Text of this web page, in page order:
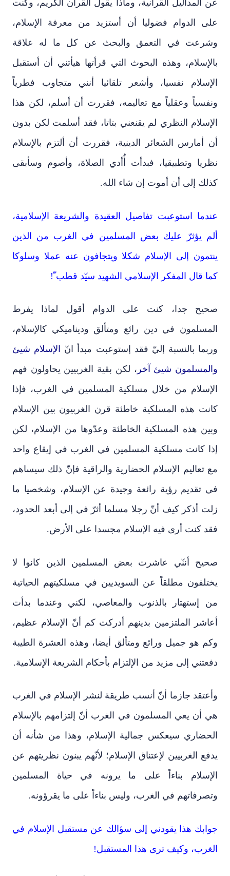
عن المداليل القرآنية، وماذا يقول القرآن الكريم، وكنت
على الدوام فضوليا أن أستزيد من معرفة الإسلام،
وشرعت في التعمق والبحث عن كل ما له علاقة
بالإسلام، وهذه البحوث التي قرأتها هيأتني أن أستقبل
الإسلام نفسيا، وأشعر تلقائيا أنني متجاوب فطرياً
ونفسياً وعقلياً مع تعاليمه، فقررت أن أسلم، لكن هذا
الإسلام النظري لم يقنعني بتاتا، فقد أسلمت لكن بدون
أن أمارس الشعائر الدينية، فقررت أن ألتزم بالإسلام
نظريا وتطبيقيا، فبدأت أُأدي الصلاة، وأصوم وسأبقى
كذلك إلى أن أموت إن شاء الله.
عندما استوعبت تفاصيل العقيدة والشريعة الإسلامية،
ألم يؤثرّ عليك بعض المسلمين في الغرب من الذين
ينتمون إلى الإسلام شكلا ويتجافون عنه عملا وسلوكا
كما قال المفكر الإسلامي الشهيد سيّد قطب ّ!
صحيح جدا، كنت على الدوام أقول لماذا يفرط
المسلمون في دين رائع ومتألق وديناميكي كالإسلام،
وربما بالنسبة إليّ فقد إستوعبت مبدأ انّ
الإسلام شيئ
والمسلمون شيئ آخر ، لكن بقية الغربيين يحاولون فهم
الإسلام من خلال مسلكية المسلمين في الغرب، فإذا
كانت هذه المسلكية خاطئة قرن الغربيون بين الإسلام
وبين هذه المسلكية الخاطئة وعدّوها من الإسلام، لكن
إذا كانت مسلكية المسلمين في الغرب في إيقاع واحد
مع تعاليم الإسلام الحضارية والراقية فإنّ ذلك سيساهم
في تقديم رؤية رائعة وجيدة عن الإسلام، وشخصيا ما
زلت أذكر كيف أنّ رجلا مسلما أثرّ في إلى أبعد الحدود،
فقد كنت أرى فيه الإسلام مجسدا على الأرض.
صحيح أننّي عاشرت بعض المسلمين الذين كانوا لا
يختلفون مطلقاً عن السويديين في مسلكيتهم الحياتية
من إستهتار بالذنوب والمعاصي، لكني وعندما بدأت
أعاشر الملتزمين بدينهم أدركت كم أنّ الإسلام عظيم،
وكم هو جميل ورائع ومتألق أيضا، وهذه العشرة الطيبة
دفعتني إلى مزيد من الإلتزام بأحكام الشريعة الإسلامية.
وأعتقد جازما أنّ أنسب طريقة لنشر الإسلام في الغرب
هي أن يعي المسلمون في الغرب أنّ إلتزامهم بالإسلام
الحضاري سيعكس جمالية الإسلام، وهذا من شأنه أن
يدفع الغربيين لإعتناق الإسلام؛ لأنّهم يبنون نظريتهم عن
الإسلام بناءاً على ما يرونه في حياة المسلمين
وتصرفاتهم في الغرب، وليس بناءاً على ما يقرؤونه.
جوابك هذا يقودني إلى سؤالك عن مستقبل الإسلام في
الغرب، وكيف ترى هذا المستقبل!